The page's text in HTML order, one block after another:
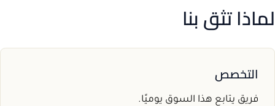
لماذا تثق بنا
التخصص
فريق يتابع هذا السوق يوميًا.